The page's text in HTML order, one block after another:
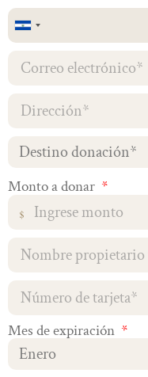
El
+503
Monto a donar
Mes de expiración